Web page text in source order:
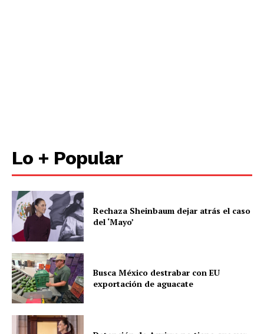
Lo + Popular
Rechaza Sheinbaum dejar atrás el caso
del ‘Mayo’
Busca México destrabar con EU
exportación de aguacate